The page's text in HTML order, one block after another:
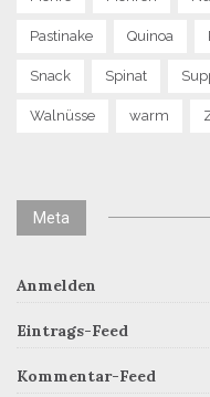
Pastinake Quinoa
Snack Spinat
Walnüsse warm
Meta
Anmelden
Eintrags-Feed
Kommentar-Feed